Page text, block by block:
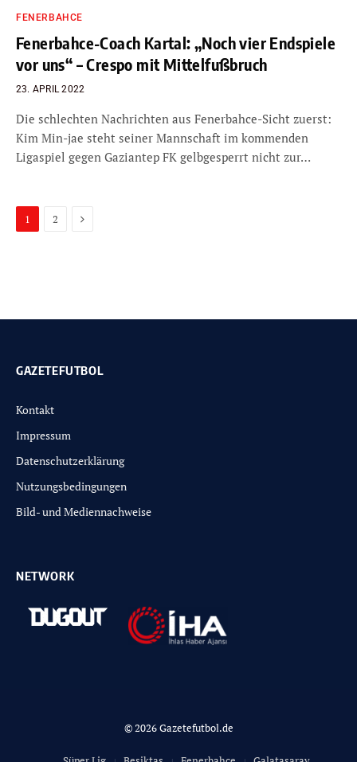
FENERBAHCE
Fenerbahce-Coach Kartal: „Noch vier Endspiele
vor uns“ – Crespo mit Mittelfußbruch
23. APRIL 2022
Die schlechten Nachrichten aus Fenerbahce-Sicht zuerst:
Kim Min-jae steht seiner Mannschaft im kommenden
Ligaspiel gegen Gaziantep FK gelbgesperrt nicht zur…
1 2 Next
GAZETEFUTBOL
Kontakt
Impressum
Datenschutzerklärung
Nutzungsbedingungen
Bild- und Mediennachweise
NETWORK
© 2026 Gazetefutbol.de